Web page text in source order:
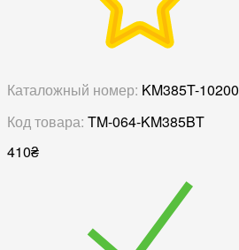
Каталожный номер: KM385T-10200
Код товара: TM-064-KM385BT
410₴